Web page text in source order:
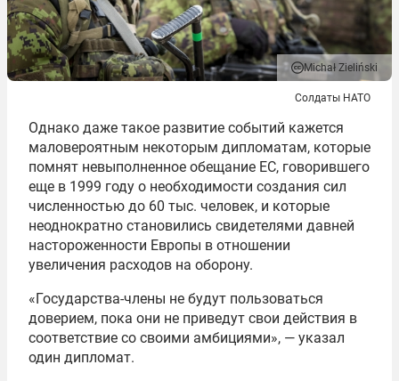
Michał Zieliński
Солдаты НАТО
Однако даже такое развитие событий кажется
маловероятным некоторым дипломатам, которые
помнят невыполненное обещание ЕС, говорившего
еще в 1999 году о необходимости создания сил
численностью до 60 тыс. человек, и которые
неоднократно становились свидетелями давней
настороженности Европы в отношении
увеличения расходов на оборону.
«Государства-члены не будут пользоваться
доверием, пока они не приведут свои действия в
соответствие со своими амбициями», — указал
один дипломат.